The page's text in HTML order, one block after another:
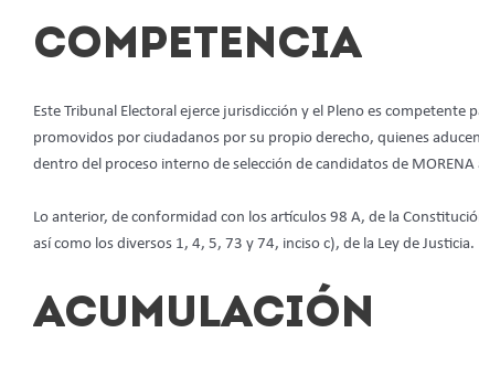
COMPETENCIA
Este Tribunal Electoral ejerce jurisdicción y el Pleno es competente
promovidos por ciudadanos por su propio derecho, quienes
dentro del proceso interno de selección de candidatos de
Lo anterior, de conformidad con los artículos 98 A, de la
así como los diversos 1, 4, 5, 73 y 74, inciso c), de la Ley de Justicia.
ACUMULACIÓN